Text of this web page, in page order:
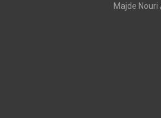
Majde Nouri